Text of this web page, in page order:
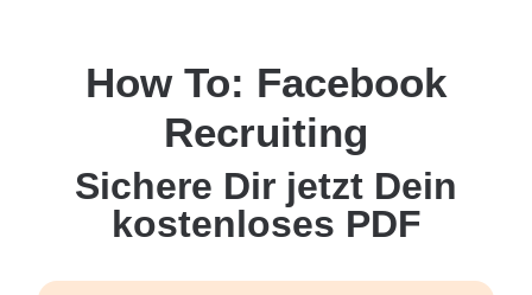
How To: Facebook
Recruiting
Sichere Dir jetzt Dein
kostenloses PDF